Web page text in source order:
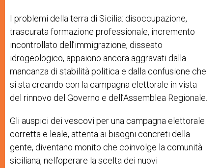
I problemi della terra di Sicilia: disoccupazione,
trascurata formazione professionale, incremento
incontrollato dell’immigrazione, dissesto
idrogeologico, appaiono ancora aggravati dalla
mancanza di stabilità politica e dalla confusione che
si sta creando con la campagna elettorale in vista
del rinnovo del Governo e dell’Assemblea Regionale.
Gli auspici dei vescovi per una campagna elettorale
corretta e leale, attenta ai bisogni concreti della
gente, diventano monito che coinvolge la comunità
siciliana, nell’operare la scelta dei nuovi